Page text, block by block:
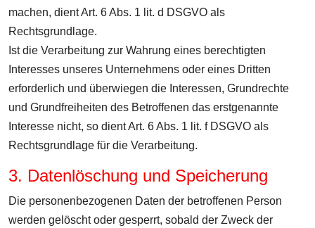
machen, dient Art. 6 Abs. 1 lit. d DSGVO als
Rechtsgrundlage.
Ist die Verarbeitung zur Wahrung eines berechtigten
Interesses unseres Unternehmens oder eines Dritten
erforderlich und überwiegen die Interessen, Grundrechte
und Grundfreiheiten des Betroffenen das erstgenannte
Interesse nicht, so dient Art. 6 Abs. 1 lit. f DSGVO als
Rechtsgrundlage für die Verarbeitung.
3. Datenlöschung und Speicherung
Die personenbezogenen Daten der betroffenen Person
werden gelöscht oder gesperrt, sobald der Zweck der